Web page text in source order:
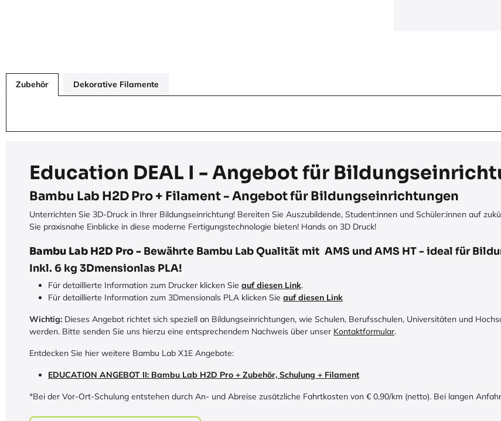
Zubehör Dekorative Filamente
Education DEAL I - Angebot für
Bambu Lab H2D Pro + Filament - Angebot für Bildungseinrichtungen
Unterrichten Sie 3D-Druck in Ihrer Bildungseinrichtung! Bereiten Sie Auszubildende, Student:innen und Schüler:innen auf
Sie praxisnahe Einblicke in diese moderne Fertigungstechnologie bieten! Hands on 3D Druck!
Bambu Lab H2D Pro - Bewährte Bambu Lab Qualität mit AMS und AMS HT - ideal für
Inkl. 6 kg 3Dmensionlas PLA!
Für detaillierte Information zum Drucker klicken Sie auf diesen Link.
Für detaillierte Information zum 3Dmensionals PLA klicken Sie auf diesen Link
Wichtig: Dieses Angebot richtet sich speziell an Bildungseinrichtungen, wie Schulen, Berufsschulen, Universitäten und
werden. Bitte senden Sie uns hierzu eine entsprechendem Nachweis über unser Kontaktformular.
Entdecken Sie hier weitere Bambu Lab X1E Angebote:
EDUCATION ANGEBOT II: Bambu Lab H2D Pro + Zubehör, Schulung + Filament
*Bei der Vor-Ort-Schulung entstehen durch An- und Abreise zusätzliche Fahrtkosten von € 0,90/km (netto). Bei langen